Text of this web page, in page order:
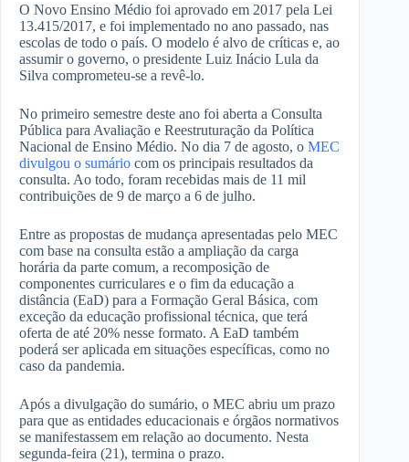
O Novo Ensino Médio foi aprovado em 2017 pela Lei
13.415/2017, e foi implementado no ano passado, nas
escolas de todo o país. O modelo é alvo de críticas e, ao
assumir o governo, o presidente Luiz Inácio Lula da
Silva comprometeu-se a revê-lo.
No primeiro semestre deste ano foi aberta a Consulta
Pública para Avaliação e Reestruturação da Política
Nacional de Ensino Médio. No dia 7 de agosto, o MEC
divulgou o sumário com os principais resultados da
consulta. Ao todo, foram recebidas mais de 11 mil
contribuições de 9 de março a 6 de julho.
Entre as propostas de mudança apresentadas pelo MEC
com base na consulta estão a ampliação da carga
horária da parte comum, a recomposição de
componentes curriculares e o fim da educação a
distância (EaD) para a Formação Geral Básica, com
exceção da educação profissional técnica, que terá
oferta de até 20% nesse formato. A EaD também
poderá ser aplicada em situações específicas, como no
caso da pandemia.
Após a divulgação do sumário, o MEC abriu um prazo
para que as entidades educacionais e órgãos normativos
se manifestassem em relação ao documento. Nesta
segunda-feira (21), termina o prazo.